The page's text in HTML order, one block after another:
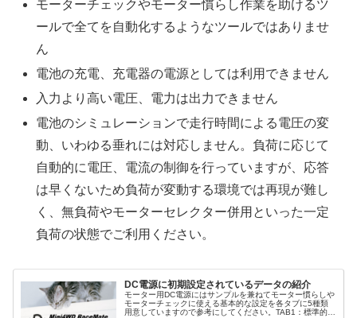
モーターチェックやモーター慣らし作業を助けるツ
ールで全てを自動化するようなツールではありませ
ん
電池の充電、充電器の電源としては利用できません
入力より高い電圧、電力は出力できません
電池のシミュレーションで走行時間による電圧の変
動、いわゆる垂れには対応しません。負荷に応じて
自動的に電圧、電流の制御を行っていますが、応答
は早くないため負荷が変動する環境では再現が難し
く、無負荷やモーターセレクター併用といった一定
負荷の状態でご利用ください。
DC電源に初期設定されているデータの紹介
モーター用DC電源にはサンプルを兼ねてモーター慣らしや
モーターチェックに使える基本的な設定を各タブに5種類
用意していますので参考にしてください。TAB1：標準的な